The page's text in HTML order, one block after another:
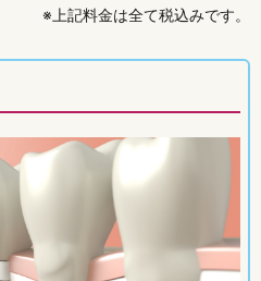
※上記料金は全て税込みです。